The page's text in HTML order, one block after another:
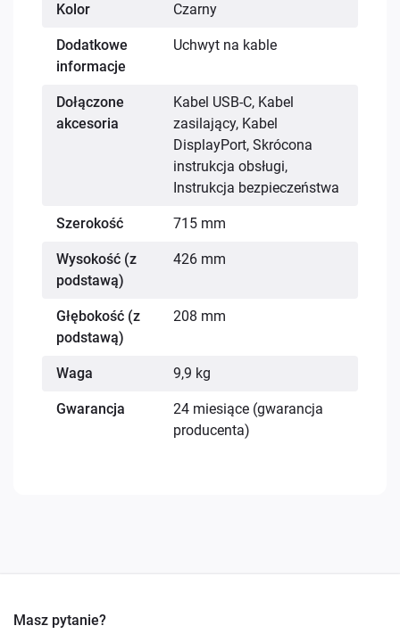
Kolor Czarny
Dodatkowe
informacje
Uchwyt na kable
Dołączone
akcesoria
Kabel USB-C, Kabel
zasilający, Kabel
DisplayPort, Skrócona
instrukcja obsługi,
Instrukcja bezpieczeństwa
Szerokość 715 mm
Wysokość (z
podstawą)
426 mm
Głębokość (z
podstawą)
208 mm
Waga 9,9 kg
Gwarancja
24 miesiące (gwarancja
producenta)
Masz pytanie?